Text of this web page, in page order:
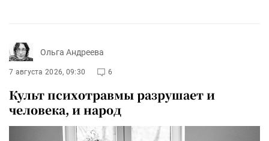
Ольга Андреева
7 августа 2026, 09:30 6
Культ психотравмы разрушает и
человека, и народ